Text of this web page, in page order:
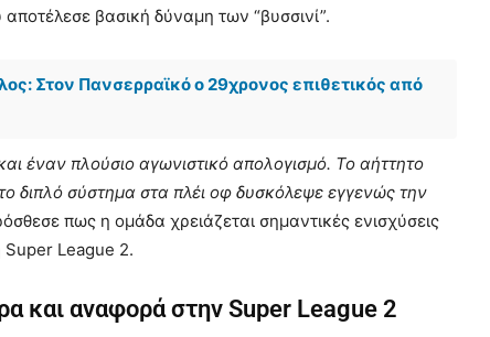
βασική δύναμη των “βυσσινί”.
Στον Πανσερραϊκό ο 29χρονος επιθετικός από
έναν πλούσιο αγωνιστικό απολογισμό. Το αήττητο
διπλό σύστημα στα πλέι οφ δυσκόλεψε εγγενώς την
πως η ομάδα χρειάζεται σημαντικές ενισχύσεις
Super League 2.
και αναφορά στην Super League 2